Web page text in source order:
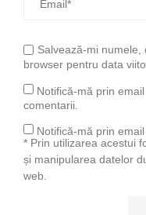
Salvează-mi
browser pentru data
Notifică-mă prin
comentarii.
Notifică-mă prin
* Prin utilizarea acestui
și manipularea datelor
web.